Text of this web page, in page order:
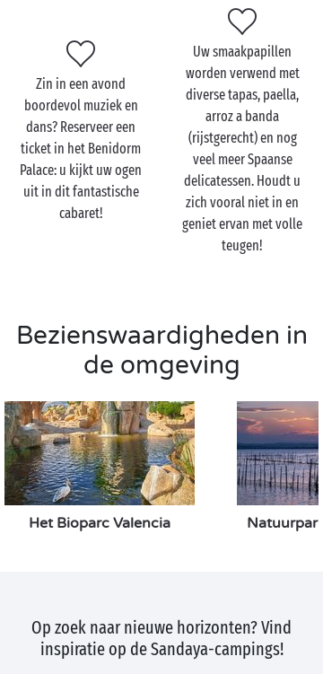
klein kreekje ver van de drukte? Dan moet u het
Hebt u lekker geluierd op het strand, dan is het tijd
om de stad te verkennen! Die is heel anders dan u op
het eerste gezicht zou denken: wanneer u door de
oude stad struint, ontdekt u dat ook Benidorm – net
als vele andere vissersdorpen aan de oostkust – prat
kan gaan op authenticiteit en een rijk verleden. Er
wacht u dus een boeiende en verrassende
ontdekkingstocht! Besluit uw dag op het Balcón del
Mediterráneo, een panoramisch terras dat uitkijkt
over de Middellandse Zee en een verbluffend
Zin in een avond
boordevol muziek en
dans? Reserveer een
ticket in het Benidorm
Palace: u kijkt uw ogen
uit in dit fantastische
cabaret!
Uw smaakpapillen
worden verwend met
diverse tapas, paella,
arroz a banda
(rijstgerecht) en nog
veel meer Spaanse
delicatessen. Houdt u
zich vooral niet in en
geniet ervan met volle
teugen!
Bezienswaardigheden in
de omgeving
Het Bioparc Valencia
Op zoek naar nieuwe horizonten? Vind
inspiratie op de Sandaya-campings!